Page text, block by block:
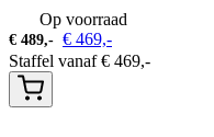
Op voorraad
€ 489,- € 469,-
Staffel vanaf€ 469,-